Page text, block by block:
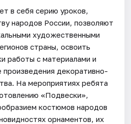
в себя серию уроков,
народов России, позволяют
художественными
страны, освоить
работы с материалами и
произведения декоративно-
На мероприятиях ребята
«Подвески»,
костюмов народов
орнаментов, их